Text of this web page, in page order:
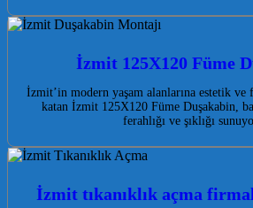
İzmit 125X120 Füme
İzmit’in modern yaşam alanlarına estetik
katan İzmit 125X120 Füme Duşakabin,
ferahlığı ve şıklığı
İzmit tıkanıklık açma